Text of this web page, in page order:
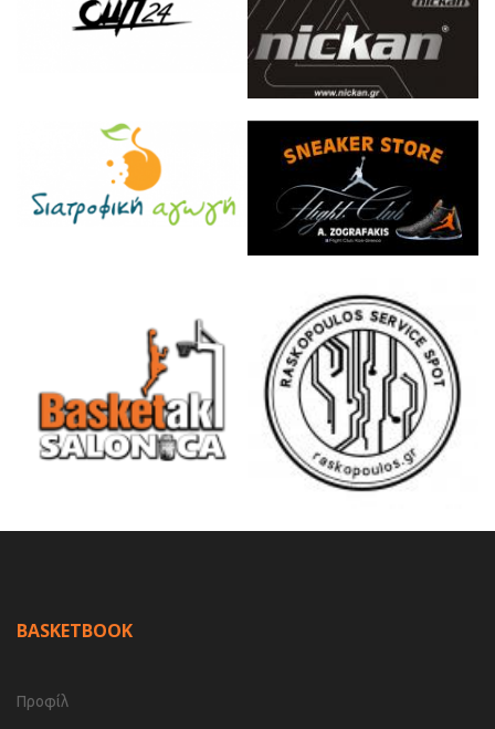
BASKETBOOK
Προφίλ